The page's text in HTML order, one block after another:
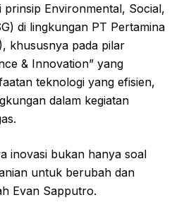
prinsip Environmental, Social,
di lingkungan PT Pertamina
khususnya pada pilar
& Innovation” yang
teknologi yang efisien,
dalam kegiatan
inovasi bukan hanya soal
untuk berubah dan
Evan Sapputro.